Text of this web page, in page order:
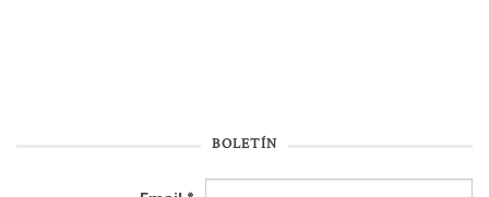
BOLETÍN